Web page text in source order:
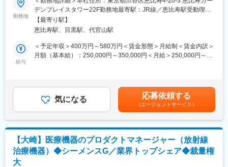
・出張：国内（年数回程度）※更改案件時は増える見込、海外（年
1回程度）
・残業：10～20時間程度／月
■仕事の魅力・やりがい：
・IT投資には積極的なため、新しいITインフラを企画検討して経営
験・国際的なマネジメントスキルや調整力の向上が可能です。
■当社の魅力：
【充実のキャリアパス】
事業部が分かれており、海外子会社も多くあるため、同規模の会
社よりも幅広い経験ができスキルアップが可能です。今後は各事
業部や海外子会社とのジョブローテーション等も推進していく予
定です。
■業務詳細：
グローバル情報統括部にて、以下の業務に従事していただきま
す。
・ITインフラの変更・管理プロセスの見直し、文書化の促進
・ITインフラ（サーバー(WindowsServer/Linux)、ネットワーク
(LAN/WAN/FW)、クラウド(AWS/Azure)）の維持管理
（Microsoft365））の維持管理
・エンドポイントセキュリティの維持管理（SOC運用は外部委
託）
・ベンダーコントロール
◇担当分けは以下のように行っています。
各業務毎主担当/副担当 2年程度でローテーション／1人が複数業
勤務地
デンプレイスタワー22F勤務地最寄駅：JR線／恵比寿駅受動喫煙
対策：屋内全面禁煙変更の範囲：会社の定める事業所（リモート
ワーク含む）
【最寄り駅】
恵比寿駅、目黒駅、代官山駅
給与
＜予定年収＞400万円～580万円＜賃金形態＞月給制＜賃金内訳＞
月額（基本給）：250,000円～350,000円＜月給＞250,000円～
賃金はあくまでも目安の金額であり、選考を通じて上下する可能
性があります。月給(月額)は固定手当を含めた表記です。
気になる 応募依頼する
（エージェントサービス）
【大崎】医療機器のプロダクトマネージャー（放射線
治療機器）◆シーメンスG／業界トップシェア◆裁量権
大